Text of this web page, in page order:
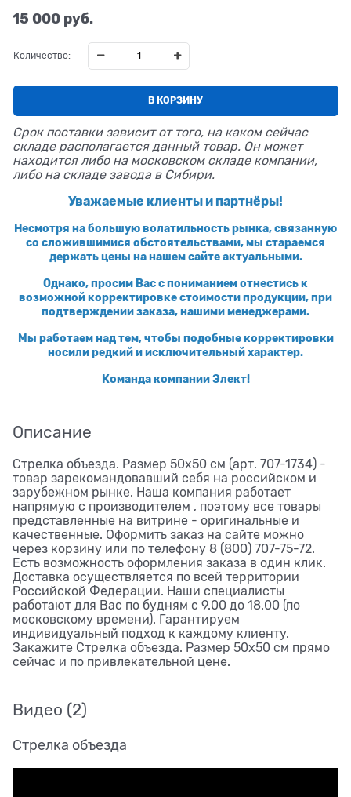
15 000 руб.
Количество:
В КОРЗИНУ
Срок поставки зависит от того, на каком сейчас
складе располагается данный товар. Он может
находится либо на московском складе компании,
либо на складе завода в Сибири.
Уважаемые клиенты и партнёры!
Несмотря на большую волатильность рынка, связанную
со сложившимися обстоятельствами, мы стараемся
держать цены на нашем сайте актуальными.
Однако, просим Вас с пониманием отнестись к
возможной корректировке стоимости продукции, при
подтверждении заказа, нашими менеджерами.
Мы работаем над тем, чтобы подобные корректировки
носили редкий и исключительный характер.
Команда компании Элект!
Описание
Стрелка объезда. Размер 50x50 см (арт. 707-1734) -
товар зарекомандовавший себя на российском и
зарубежном рынке. Наша компания работает
напрямую с производителем , поэтому все товары
представленные на витрине - оригинальные и
качественные. Оформить заказ на сайте можно
через корзину или по телефону 8 (800) 707-75-72.
Есть возможность оформления заказа в один клик.
Доставка осуществляется по всей территории
Российской Федерации. Наши специалисты
работают для Вас по будням с 9.00 до 18.00 (по
московскому времени). Гарантируем
индивидуальный подход к каждому клиенту.
Закажите Стрелка объезда. Размер 50x50 см прямо
сейчас и по привлекательной цене.
Видео (2)
Стрелка объезда